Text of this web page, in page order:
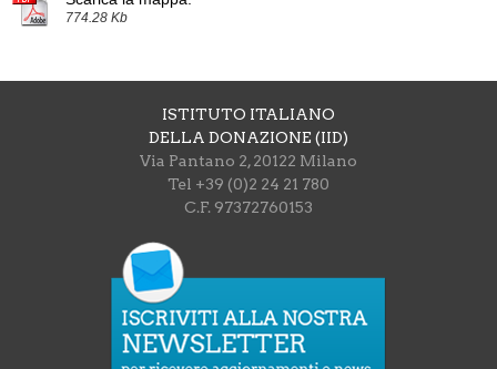
774.28 Kb
ISTITUTO ITALIANO
DELLA DONAZIONE (IID)
Via Pantano 2, 20122 Milano
Tel +39 (0)2 24 21 780
C.F. 97372760153